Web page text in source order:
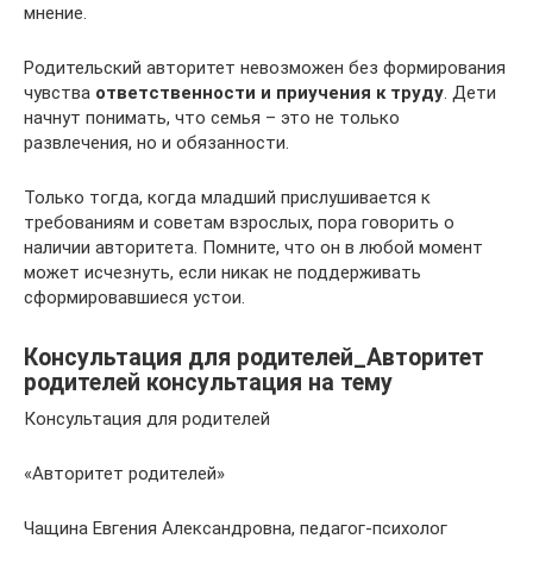
мнение.
Родительский авторитет невозможен без формирования
чувства ответственности и приучения к труду . Дети
начнут понимать, что семья – это не только
развлечения, но и обязанности.
Только тогда, когда младший прислушивается к
требованиям и советам взрослых, пора говорить о
наличии авторитета. Помните, что он в любой момент
может исчезнуть, если никак не поддерживать
сформировавшиеся устои.
Консультация для родителей_Авторитет
родителей консультация на тему
Консультация для родителей
«Авторитет родителей»
Чащина Евгения Александровна, педагог-психолог